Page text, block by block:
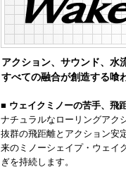
アクション、サウンド、水
すべての融合が創造する喰
■ ウェイクミノーの苦手、飛
ナチュラルなローリングアク
抜群の飛距離とアクション安
来のミノーシェイプ・ウェイ
ぎを持続します。